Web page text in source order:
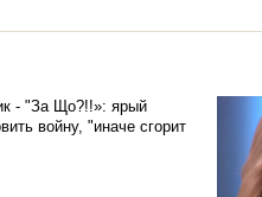
- "За Що?!!»: ярый
войну, "иначе сгорит